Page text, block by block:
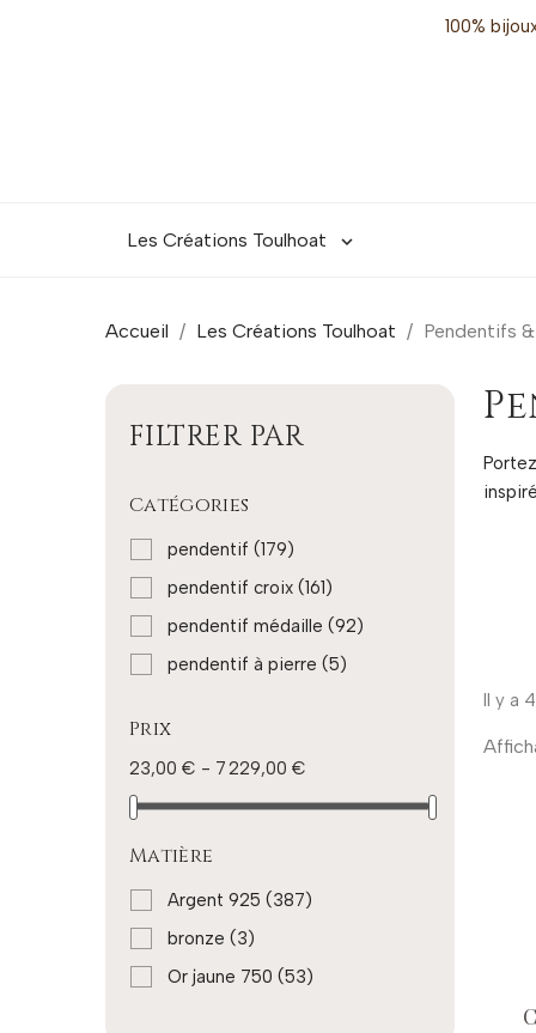
100%
Les Créations Toulhoat 
Accueil Les Créations Toulhoat Pendentifs
FILTRER PAR
Catégories
pendentif (179)
pendentif croix (161)
pendentif médaille (92)
pendentif à pierre (5)
Prix
23,00 € - 7 229,00 €
Matière
Argent 925 (387)
bronze (3)
Or jaune 750 (53)
Il y a